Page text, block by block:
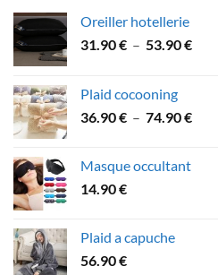
Oreiller hotellerie
31.90€ – 53.90€Plage
à
Plaid cocooning
36.90€ – 74.90€Plage
Masque occultant
14.90€
Plaid a capuche
56.90€